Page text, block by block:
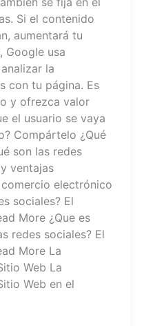
Si el contenido
aumentará tu
Google usa
la
con tu página. Es
y ofrezca valor
el usuario se vaya
Compártelo ¿Qué
son las redes
ventajas
electrónico
sociales? El
More ¿Que es
redes sociales? El
More La
Web La
Web en el